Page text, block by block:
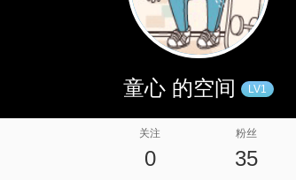
童心 的空间 LV1
关注
0
粉丝
35